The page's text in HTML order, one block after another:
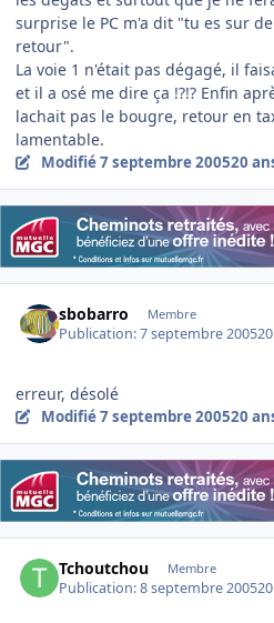
surprise le PC m'a dit "tu es sur
retour".
La voie 1 n'était pas dégagé, il
et il a osé me dire ça !?!? Enfin
lachait pas le bougre, retour en
lamentable.
Modifié7 septembre 200520
sbobarro Membre
Publication:7 septembre 2005
erreur, désolé
Modifié7 septembre 200520
Tchoutchou Membre
Publication:8 septembre 2005